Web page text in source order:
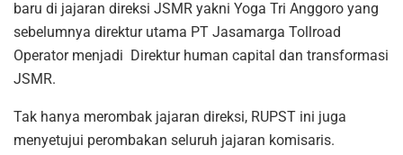
baru di jajaran direksi JSMR yakni Yoga Tri Anggoro yang
sebelumnya direktur utama PT Jasamarga Tollroad
Operator menjadi Direktur human capital dan transformasi
JSMR.
Tak hanya merombak jajaran direksi, RUPST ini juga
menyetujui perombakan seluruh jajaran komisaris.